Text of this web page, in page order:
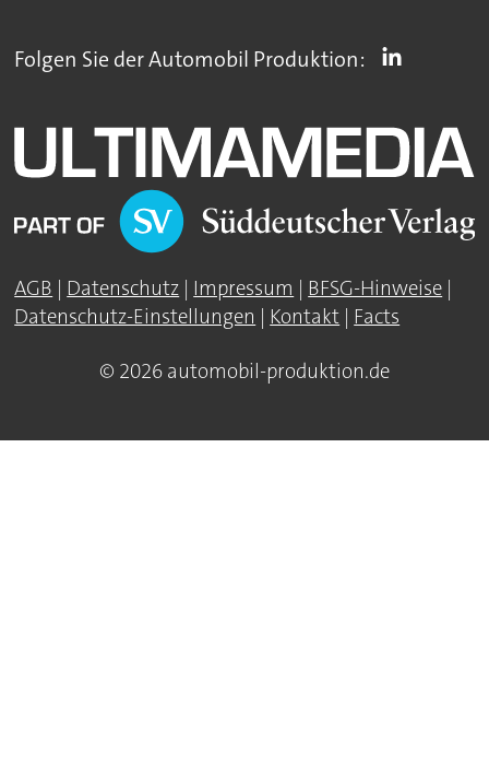
Folgen Sie der Automobil Produktion:
AGB | Datenschutz | Impressum | BFSG-Hinweise |
Datenschutz-Einstellungen | Kontakt | Facts
© 2026 automobil-produktion.de